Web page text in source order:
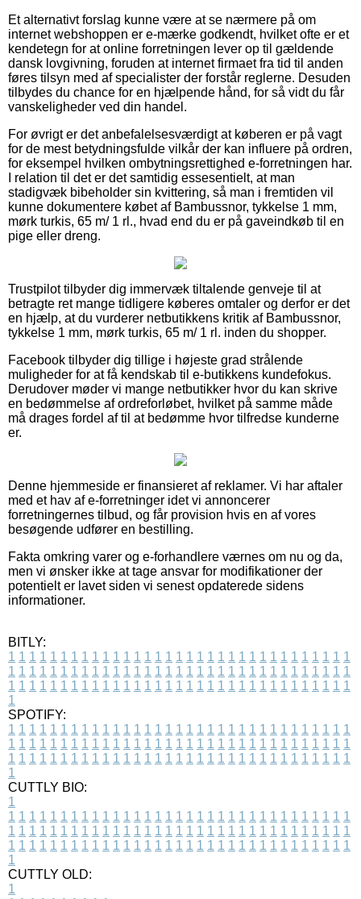
Et alternativt forslag kunne være at se nærmere på om
internet webshoppen er e-mærke godkendt, hvilket ofte er et
kendetegn for at online forretningen lever op til gældende
dansk lovgivning, foruden at internet firmaet fra tid til anden
føres tilsyn med af specialister der forstår reglerne. Desuden
tilbydes du chance for en hjælpende hånd, for så vidt du får
vanskeligheder ved din handel.
For øvrigt er det anbefalelsesværdigt at køberen er på vagt
for de mest betydningsfulde vilkår der kan influere på ordren,
for eksempel hvilken ombytningsrettighed e-forretningen har.
I relation til det er det samtidig essesentielt, at man
stadigvæk bibeholder sin kvittering, så man i fremtiden vil
kunne dokumentere købet af Bambussnor, tykkelse 1 mm,
mørk turkis, 65 m/ 1 rl., hvad end du er på gaveindkøb til en
pige eller dreng.
Trustpilot tilbyder dig immervæk tiltalende genveje til at
betragte ret mange tidligere køberes omtaler og derfor er det
en hjælp, at du vurderer netbutikkens kritik af Bambussnor,
tykkelse 1 mm, mørk turkis, 65 m/ 1 rl. inden du shopper.
Facebook tilbyder dig tillige i højeste grad strålende
muligheder for at få kendskab til e-butikkens kundefokus.
Derudover møder vi mange netbutikker hvor du kan skrive
en bedømmelse af ordreforløbet, hvilket på samme måde
må drages fordel af til at bedømme hvor tilfredse kunderne
er.
Denne hjemmeside er finansieret af reklamer. Vi har aftaler
med et hav af e-forretninger idet vi annoncerer
forretningernes tilbud, og får provision hvis en af vores
besøgende udfører en bestilling.
Fakta omkring varer og e-forhandlere værnes om nu og da,
men vi ønsker ikke at tage ansvar for modifikationer der
potentielt er lavet siden vi senest opdaterede sidens
informationer.
BITLY:
1 1 1 1 1 1 1 1 1 1 1 1 1 1 1 1 1 1 1 1 1 1 1 1 1 1 1 1 1 1 1 1 1
1 1 1 1 1 1 1 1 1 1 1 1 1 1 1 1 1 1 1 1 1 1 1 1 1 1 1 1 1 1 1 1 1
1 1 1 1 1 1 1 1 1 1 1 1 1 1 1 1 1 1 1 1 1 1 1 1 1 1 1 1 1 1 1 1 1
1
SPOTIFY:
1 1 1 1 1 1 1 1 1 1 1 1 1 1 1 1 1 1 1 1 1 1 1 1 1 1 1 1 1 1 1 1 1
1 1 1 1 1 1 1 1 1 1 1 1 1 1 1 1 1 1 1 1 1 1 1 1 1 1 1 1 1 1 1 1 1
1 1 1 1 1 1 1 1 1 1 1 1 1 1 1 1 1 1 1 1 1 1 1 1 1 1 1 1 1 1 1 1 1
1
CUTTLY BIO:
1
1 1 1 1 1 1 1 1 1 1 1 1 1 1 1 1 1 1 1 1 1 1 1 1 1 1 1 1 1 1 1 1 1
1 1 1 1 1 1 1 1 1 1 1 1 1 1 1 1 1 1 1 1 1 1 1 1 1 1 1 1 1 1 1 1 1
1 1 1 1 1 1 1 1 1 1 1 1 1 1 1 1 1 1 1 1 1 1 1 1 1 1 1 1 1 1 1 1 1
1
CUTTLY OLD:
1